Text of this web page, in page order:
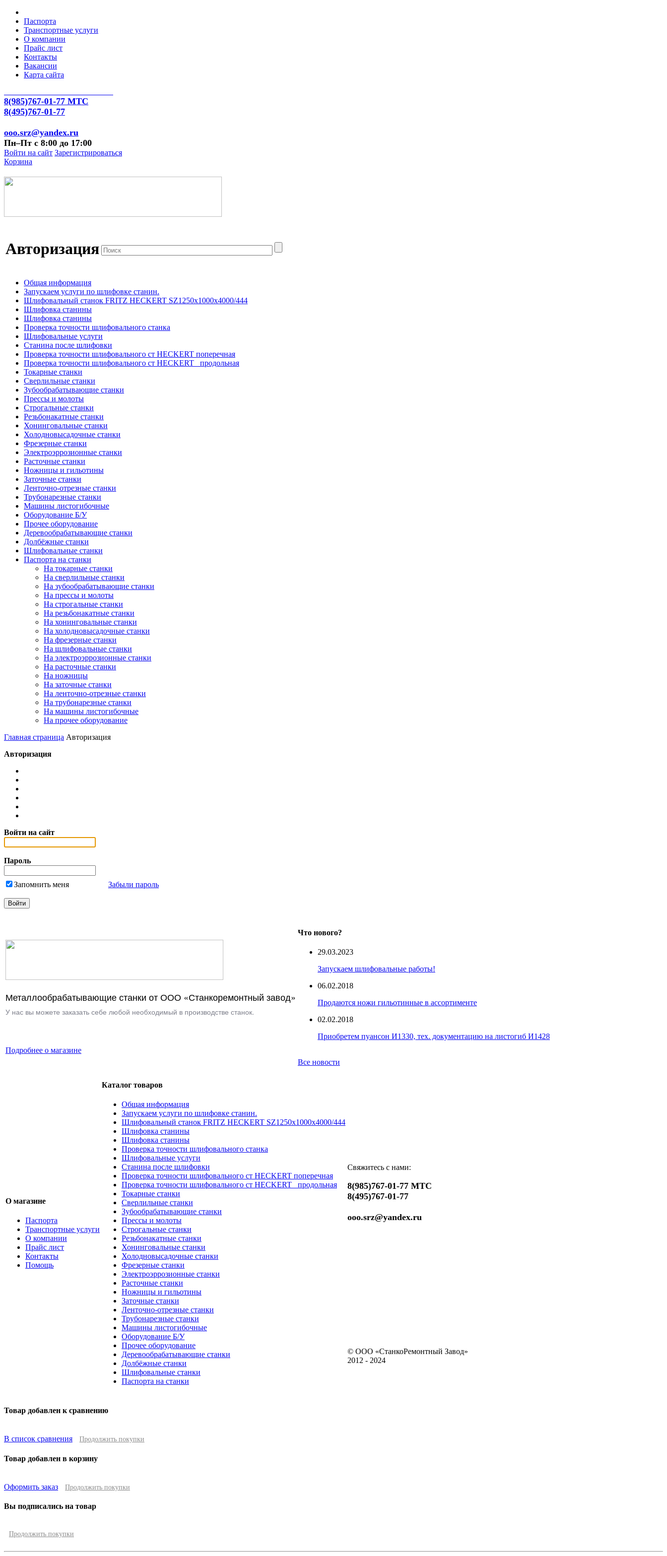
Паспорта
Транспортные услуги
О компании
Прайс лист
Контакты
Вакансии
Карта сайта
8(985)767-01-77 МТС
8(495)767-01-77
ooo.srz@yandex.ru
Пн–Пт с 8:00 до 17:00
Войти на сайт Зарегистрироваться
Корзина
Авторизация
Общая информация
Запускаем услуги по шлифовке станин.
Шлифовальный станок FRITZ HECKERT SZ1250x1000x4000/444
Шлифовка станины
Шлифовка станины
Проверка точности шлифовального станка
Шлифовальные услуги
Станина после шлифовки
Проверка точности шлифовального ст HECKERT поперечная
Проверка точности шлифовального ст HECKERT _продольная
Токарные станки
Сверлильные станки
Зубообрабатывающие станки
Прессы и молоты
Строгальные станки
Резьбонакатные станки
Хонинговальные станки
Холодновысадочные станки
Фрезерные станки
Электроэррозионные станки
Расточные станки
Ножницы и гильотины
Заточные станки
Ленточно-отрезные станки
Трубонарезные станки
Машины листогибочные
Оборудование Б/У
Прочее оборудование
Деревообрабатывающие станки
Долбёжные станки
Шлифовальные станки
Паспорта на станки
На токарные станки
На сверлильные станки
На зубообрабатывающие станки
На прессы и молоты
На строгальные станки
На резьбонакатные станки
На хонинговальные станки
На холодновысадочные станки
На фрезерные станки
На шлифовальные станки
На электроэррозионные станки
На расточные станки
На ножницы
На заточные станки
На ленточно-отрезные станки
На трубонарезные станки
На машины листогибочные
На прочее оборудование
Главная страница Авторизация
Авторизация
Войти на сайт
Пароль
Запомнить меня Забыли пароль
Металлообрабатывающие станки от ООО «Станкоремонтный завод»
У нас вы можете заказать себе любой необходимый в производстве станок.
Подробнее о магазине
Что нового?
29.03.2023
Запускаем шлифовальные работы!
06.02.2018
Продаются ножи гильотинные в ассортименте
02.02.2018
Приобретем пуансон И1330, тех. документацию на листогиб И1428
Все новости
О магазине
Паспорта
Транспортные услуги
О компании
Прайс лист
Контакты
Помощь
Каталог товаров
Общая информация
Запускаем услуги по шлифовке станин.
Шлифовальный станок FRITZ HECKERT SZ1250x1000x4000/444
Шлифовка станины
Шлифовка станины
Проверка точности шлифовального станка
Шлифовальные услуги
Станина после шлифовки
Проверка точности шлифовального ст HECKERT поперечная
Проверка точности шлифовального ст HECKERT _продольная
Токарные станки
Сверлильные станки
Зубообрабатывающие станки
Прессы и молоты
Строгальные станки
Резьбонакатные станки
Хонинговальные станки
Холодновысадочные станки
Фрезерные станки
Электроэррозионные станки
Расточные станки
Ножницы и гильотины
Заточные станки
Ленточно-отрезные станки
Трубонарезные станки
Машины листогибочные
Оборудование Б/У
Прочее оборудование
Деревообрабатывающие станки
Долбёжные станки
Шлифовальные станки
Паспорта на станки
Свяжитесь с нами:
8(985)767-01-77 МТС
8(495)767-01-77
ooo.srz@yandex.ru
© ООО «СтанкоРемонтный Завод»
2012 - 2024
Товар добавлен к сравнению
В список сравнения Продолжить покупки
Товар добавлен в корзину
Оформить заказ Продолжить покупки
Вы подписались на товар
Продолжить покупки